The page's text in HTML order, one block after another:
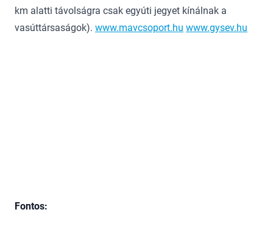
km alatti távolságra csak egyúti jegyet kínálnak a
vasúttársaságok). www.mavcsoport.hu www.gysev.hu
Fontos: